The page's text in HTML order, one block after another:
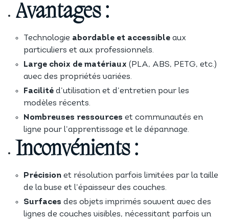
Avantages :
Technologie abordable et accessible aux
particuliers et aux professionnels.
Large choix de matériaux (PLA, ABS, PETG, etc.)
avec des propriétés variées.
Facilité d’utilisation et d’entretien pour les
modèles récents.
Nombreuses ressources et communautés en
ligne pour l’apprentissage et le dépannage.
Inconvénients :
Précision et résolution parfois limitées par la taille
de la buse et l’épaisseur des couches.
Surfaces des objets imprimés souvent avec des
lignes de couches visibles, nécessitant parfois un